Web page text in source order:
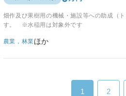
畑作及び果樹用の機械・施設等への助成（
す。 ※水稲用は対象外です
農業，林業ほか
1 2